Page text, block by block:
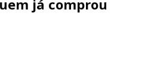
já comprou